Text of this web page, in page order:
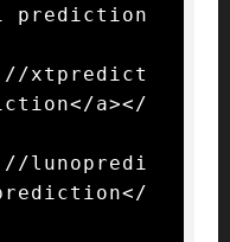
prediction
xtpredict
a></
lunopredi